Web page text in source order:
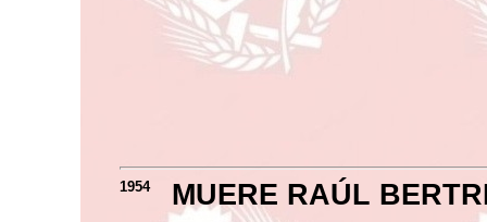
1954 MUERE RAÚL